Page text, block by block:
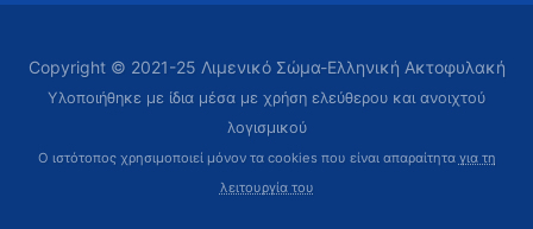
Copyright © 2021-25 Λιμενικό Σώμα-Ελληνική Ακτοφυλακή
Υλοποιήθηκε με ίδια μέσα με χρήση ελεύθερου και ανοιχτού
λογισμικού
Ο ιστότοπος χρησιμοποιεί μόνον τα cookies που είναι απαραίτητα για τη
λειτουργία του